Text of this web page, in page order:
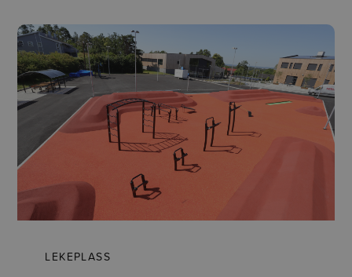
LEKEPLASS